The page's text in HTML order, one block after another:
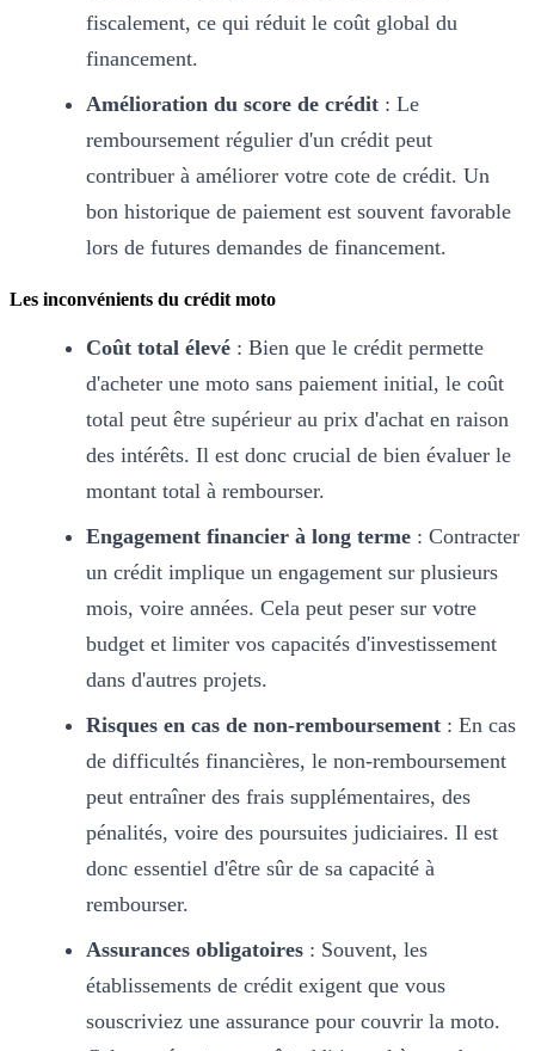
fiscalement, ce qui réduit le coût global du
financement.
Amélioration du score de crédit : Le
remboursement régulier d'un crédit peut
contribuer à améliorer votre cote de crédit. Un
bon historique de paiement est souvent favorable
lors de futures demandes de financement.
Les inconvénients du crédit moto
Coût total élevé : Bien que le crédit permette
d'acheter une moto sans paiement initial, le coût
total peut être supérieur au prix d'achat en raison
des intérêts. Il est donc crucial de bien évaluer le
montant total à rembourser.
Engagement financier à long terme : Contracter
un crédit implique un engagement sur plusieurs
mois, voire années. Cela peut peser sur votre
budget et limiter vos capacités d'investissement
dans d'autres projets.
Risques en cas de non-remboursement : En cas
de difficultés financières, le non-remboursement
peut entraîner des frais supplémentaires, des
pénalités, voire des poursuites judiciaires. Il est
donc essentiel d'être sûr de sa capacité à
rembourser.
Assurances obligatoires : Souvent, les
établissements de crédit exigent que vous
souscriviez une assurance pour couvrir la moto.